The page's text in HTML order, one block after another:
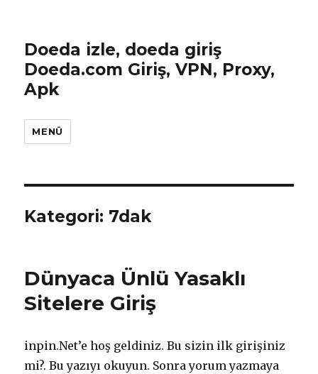
Doeda izle, doeda giriş
Doeda.com Giriş, VPN, Proxy,
Apk
MENÜ
Kategori: 7dak
Dünyaca Ünlü Yasaklı
Sitelere Giriş
inpin.Net’e hoş geldiniz. Bu sizin ilk girişiniz
mi?. Bu yazıyı okuyun. Sonra yorum yazmaya